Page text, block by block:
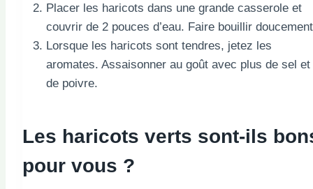
Placer les haricots dans une grande casserole et
couvrir de 2 pouces d’eau. Faire bouillir
Lorsque les haricots sont tendres, jetez les
aromates. Assaisonner au goût avec plus de sel et
de poivre.
Les haricots verts sont-ils
pour vous ?